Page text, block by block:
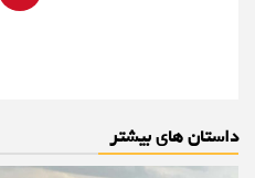
داستان های بیشتر